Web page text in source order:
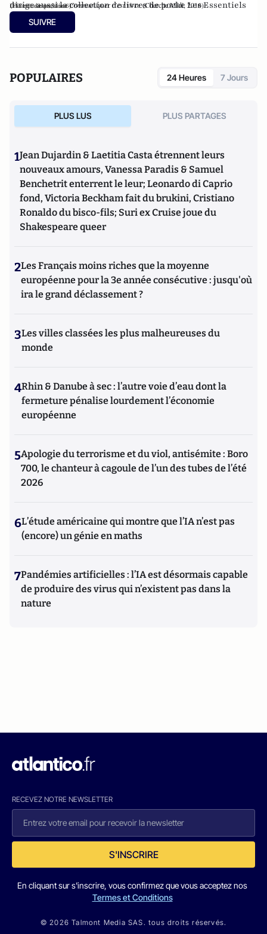
dirige aussi la collection de livres de poche Les Essentiels
d’Hermès et la collection d’ouvrages CNRS Communication
(CNRS Éditions).
(Flammarion, 2006).
Il vient de publierCommuniquer c'est vivre(Cherche Midi, 2016).
SUIVRE
POPULAIRES 24 Heures 7 Jours
PLUS LUS PLUS PARTAGES
1Jean Dujardin & Laetitia Casta étrennent leurs
nouveaux amours, Vanessa Paradis & Samuel
Benchetrit enterrent le leur; Leonardo di Caprio
fond, Victoria Beckham fait du brukini, Cristiano
Ronaldo du bisco-fils; Suri ex Cruise joue du
Shakespeare queer
2Les Français moins riches que la moyenne
européenne pour la 3e année consécutive : jusqu'où
ira le grand déclassement ?
3Les villes classées les plus malheureuses du
monde
4Rhin & Danube à sec : l’autre voie d’eau dont la
fermeture pénalise lourdement l’économie
européenne
5Apologie du terrorisme et du viol, antisémite : Boro
700, le chanteur à cagoule de l’un des tubes de l’été
2026
6L’étude américaine qui montre que l’IA n’est pas
(encore) un génie en maths
7Pandémies artificielles : l’IA est désormais capable
de produire des virus qui n’existent pas dans la
nature
RECEVEZ NOTRE NEWSLETTER
S'INSCRIRE
En cliquant sur s'inscrire, vous confirmez que vous acceptez nos
Termes et Conditions
© 2026 Talmont Media SAS. tous droits réservés.